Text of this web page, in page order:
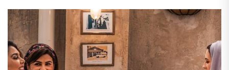
stellen Ihnen die besten Hotels für preisbewusste
und luxusaffine Reisende vor.
...mehr erfahren